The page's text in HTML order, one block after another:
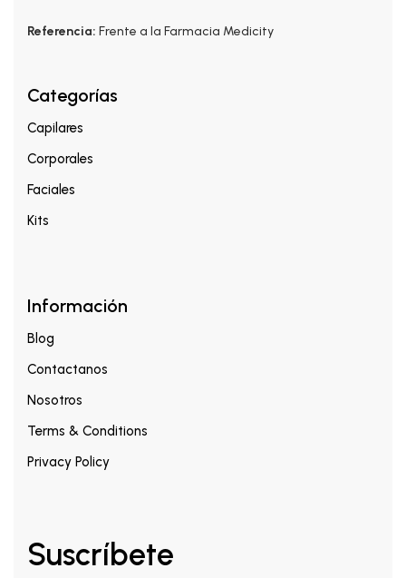
Referencia: Frente a la Farmacia Medicity
Categorías
Capilares
Corporales
Faciales
Kits
Información
Blog
Contactanos
Nosotros
Terms & Conditions
Privacy Policy
Suscríbete